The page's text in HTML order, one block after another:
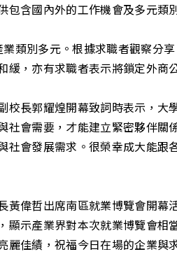
包含國內外的工作機會及多元類
類別多元。根據求職者觀察分
，亦有求職者表示將鎖定外商
校長郭耀煌開幕致詞時表示，
社會需要，才能建立緊密夥伴
社會發展需求。很榮幸成大能
黃偉哲出席南區就業博覽會開
顯示產業界對本次就業博覽會
佳績，祝福今日在場的企業與